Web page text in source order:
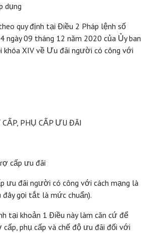
dụng
quy định tại Điều 2 Pháp lệnh số
ngày 09 tháng 12 năm 2020 của Ủy ban
khóa XIV về Ưu đãi người có công với
PHỤ CẤP ƯU ĐÃI
cấp ưu đãi
ưu đãi người có công với cách mạng là
đây gọi tắt là mức chuẩn).
tại khoản 1 Điều này làm căn cứ để
phụ cấp và chế độ ưu đãi đối với